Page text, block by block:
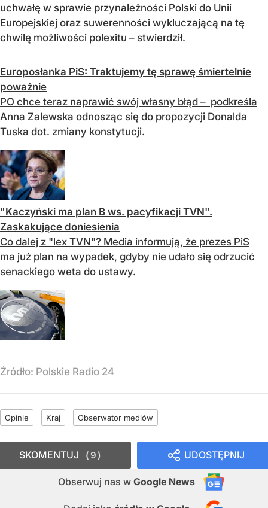
uchwałę w sprawie przynależności Polski do Unii
Europejskiej oraz suwerenności wykluczającą na tę
chwilę możliwości polexitu – stwierdził.
Europosłanka PiS: Traktujemy tę sprawę śmiertelnie
poważnie
PO chce teraz naprawić swój własny błąd – podkreśla
Anna Zalewska odnosząc się do propozycji Donalda
Tuska dot. zmiany konstytucji.
"Kaczyński ma plan B ws. pacyfikacji TVN".
Zaskakujące doniesienia
Co dalej z "lex TVN"? Media informują, że prezes PiS
ma już plan na wypadek, gdyby nie udało się odrzucić
senackiego weta do ustawy.
Źródło: Polskie Radio 24
Opinie Kraj Obserwator mediów
UDOSTĘPNIJ
Obserwuj nas w Google News
SKOMENTUJ 9